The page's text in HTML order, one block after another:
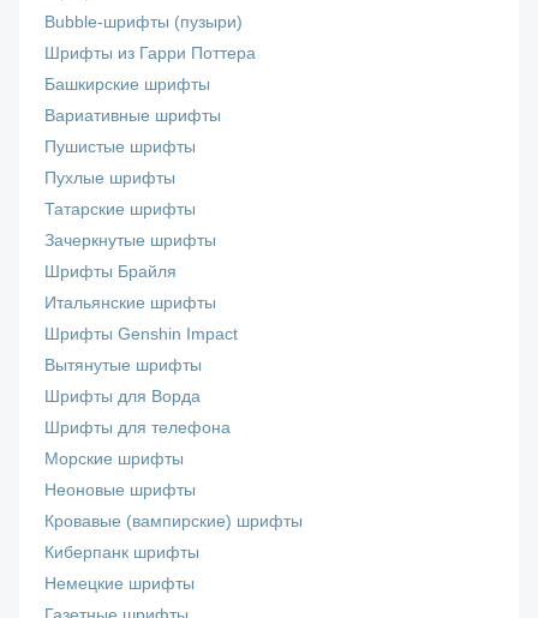
Bubble-шрифты (пузыри)
Шрифты из Гарри Поттера
Башкирские шрифты
Вариативные шрифты
Пушистые шрифты
Пухлые шрифты
Татарские шрифты
Зачеркнутые шрифты
Шрифты Брайля
Итальянские шрифты
Шрифты Genshin Impact
Вытянутые шрифты
Шрифты для Ворда
Шрифты для телефона
Морские шрифты
Неоновые шрифты
Кровавые (вампирские) шрифты
Киберпанк шрифты
Немецкие шрифты